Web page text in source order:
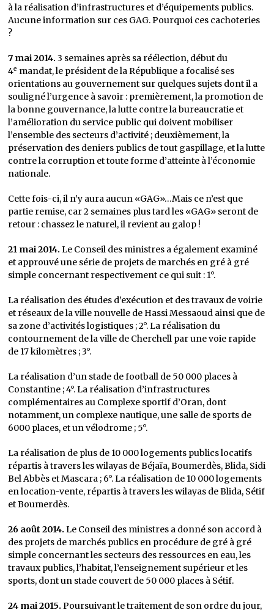
à la réalisation d’infrastructures et d’équipements publics.
Aucune information sur ces GAG. Pourquoi ces cachoteries
?
7 mai 2014. 3 semaines après sa réélection, début du
4e mandat, le président de la République a focalisé ses
orientations au gouvernement sur quelques sujets dont il a
souligné l’urgence à savoir : premièrement, la promotion de
la bonne gouvernance, la lutte contre la bureaucratie et
l’amélioration du service public qui doivent mobiliser
l’ensemble des secteurs d’activité ; deuxièmement, la
préservation des deniers publics de tout gaspillage, et la lutte
contre la corruption et toute forme d’atteinte à l’économie
nationale.
Cette fois-ci, il n’y aura aucun «GAG»…Mais ce n’est que
partie remise, car 2 semaines plus tard les «GAG» seront de
retour : chassez le naturel, il revient au galop !
21 mai 2014.Le Conseil des ministres a également examiné
et approuvé une série de projets de marchés en gré à gré
simple concernant respectivement ce qui suit : 1°.
La réalisation des études d’exécution et des travaux de voirie
et réseaux de la ville nouvelle de Hassi Messaoud ainsi que de
sa zone d’activités logistiques ; 2°. La réalisation du
contournement de la ville de Cherchell par une voie rapide
de 17 kilomètres ; 3°.
La réalisation d’un stade de football de 50 000 places à
Constantine ; 4°. La réalisation d’infrastructures
complémentaires au Complexe sportif d’Oran, dont
notamment, un complexe nautique, une salle de sports de
6000 places, et un vélodrome ; 5°.
La réalisation de plus de 10 000 logements publics locatifs
répartis à travers les wilayas de Béjaïa, Boumerdès, Blida, Sidi
Bel Abbès et Mascara ; 6°. La réalisation de 10 000 logements
en location-vente, répartis à travers les wilayas de Blida, Sétif
et Boumerdès.
26 août 2014. Le Conseil des ministres a donné son accord à
des projets de marchés publics en procédure de gré à gré
simple concernant les secteurs des ressources en eau, les
travaux publics, l’habitat, l’enseignement supérieur et les
sports, dont un stade couvert de 50 000 places à Sétif.
24 mai 2015. Poursuivant le traitement de son ordre du jour,